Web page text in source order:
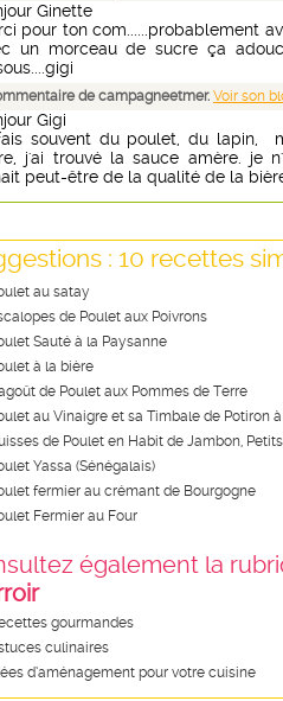
Ginette
pour ton com......probablement
un morceau de sucre ça
de campagneetmer. Voir son
Gigi
souvent du poulet, du lapin,
j'ai trouvé la sauce amère. je
peut-être de la qualité de la
: 10 recettes
au satay
de Poulet aux Poivrons
Sauté à la Paysanne
à la bière
de Poulet aux Pommes de Terre
au Vinaigre et sa Timbale de Potiron
de Poulet en Habit de Jambon,
Yassa (Sénégalais)
fermier au crémant de Bourgogne
Fermier au Four
également la
gourmandes
culinaires
d’aménagement pour votre cuisine